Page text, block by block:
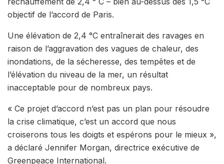
objectif de l’accord de Paris.
Une élévation de 2,4 °C entraînerait des ravages en
raison de l’aggravation des vagues de chaleur, des
inondations, de la sécheresse, des tempêtes et de
l’élévation du niveau de la mer, un résultat
inacceptable pour de nombreux pays.
« Ce projet d’accord n’est pas un plan pour résoudre
la crise climatique, c’est un accord que nous
croiserons tous les doigts et espérons pour le mieux »,
a déclaré Jennifer Morgan, directrice exécutive de
Greenpeace International.